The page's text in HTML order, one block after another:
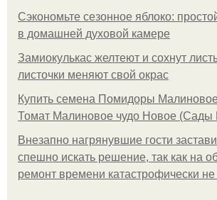
Сэкономьте сезонное яблоко:
в домашней духовой камере
Замиокулькас желтеют и сохнут
листочки меняют свой окрас
Купить семена Помидоры
Томат Малиновое чудо Новое (Сады
Внезапно нагрянувшие гости
спешно искать решение, так как на
ремонт времени катастрофически не